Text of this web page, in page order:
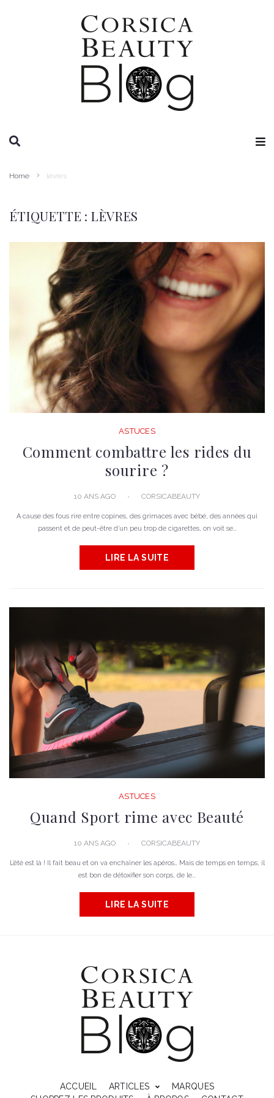
Home lèvres
ÉTIQUETTE : LÈVRES
ASTUCES
Comment combattre les rides du
sourire ?
10 ANS AGO CORSICABEAUTY
A cause des fous rire entre copines, des grimaces avec bébé, des années qui
passent et de peut-être d’un peu trop de cigarettes, on voit se...
LIRE LA SUITE
ASTUCES
Quand Sport rime avec Beauté
10 ANS AGO CORSICABEAUTY
L’été est là ! Il fait beau et on va enchaîner les apéros… Mais de temps en temps, il
est bon de détoxifier son corps, de le...
LIRE LA SUITE
ACCUEIL ARTICLES
MARQUES